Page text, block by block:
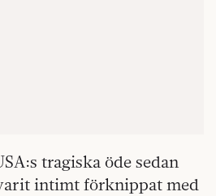
tragiska öde sedan
intimt förknippat med